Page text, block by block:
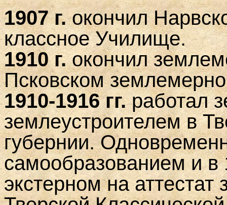
1907 г.окончил
классное Училище.
1910 г.окончил
Псковском
1910-1916 гг.работал
землеустроителем в
губернии.
самообразованием и в
экстерном на аттестат